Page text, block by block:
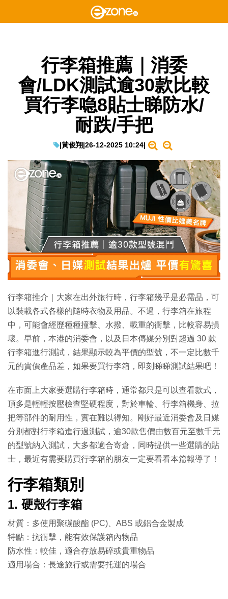
行李箱推薦｜消委
會/LDK測試逾30款比較
買行李喼8貼士睇防水/
耐跌/手把
|黃俊翔|26-12-2025 10:24|
行李箱推介｜大家在出外旅行時，行李箱幾乎是必需品，可
以裝載各式各樣的隨時衣物及用品。不過，行李箱在旅程
中，可能會經歷種種撞擊、水撥、載重的衝擊，比較容易損
壞。早前，本港的消委會，以及日本傳媒分別對超過 30 款
行李箱進行測試，結果顯示較為平價的型號，不一定比數千
元的貴價產品差，如果要買行李箱，即刻睇睇測試結果吧！
在市面上大家要選購行李箱時，通常都只是可以查看款式，
頂多是輕輕按壓檢查堅硬程度，對於車輪、行李箱機身、拉
把等部件的耐用性，實在難以得知。剛好最近消委會及日媒
分別都對行李箱進行過測試，逾30款售價由數百元至數千元
的型號納入測試，大多都適合寄倉，同時提供一些選購的貼
士，最近有需要購買行李箱的朋友一定要看看本篇報導了！
行李箱類別
1. 硬殼行李箱
材質：多使用聚碳酸酯 (PC)、ABS 或鋁合金製成
特點：抗衝擊，能有效保護箱內物品
防水性：較佳，適合存放易碎或貴重物品
適用場合：長途旅行或需要托運的場合